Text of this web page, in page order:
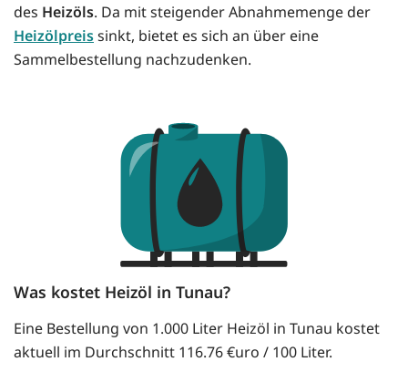
des Heizöls. Da mit steigender Abnahmemenge der
Heizölpreissinkt, bietet es sich an über eine
Sammelbestellung nachzudenken.
Was kostet Heizöl in Tunau?
Eine Bestellung von 1.000 Liter Heizöl in Tunau kostet
aktuell im Durchschnitt 116.76 €uro / 100 Liter.